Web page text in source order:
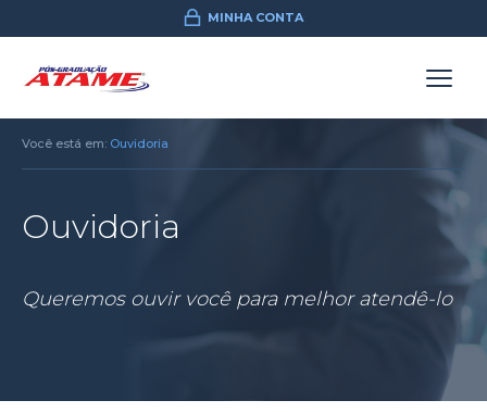
MINHA CONTA
Você está em: Ouvidoria
Ouvidoria
Queremos ouvir você para melhor atendê-lo